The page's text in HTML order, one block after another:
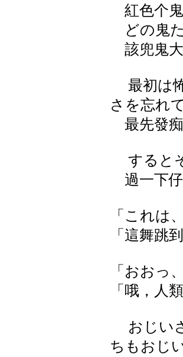
紅色个鬼
どの鬼
該兜鬼大
最初は
さを忘れ
最先發痴
すると
過一下仔
「これは
「這舞跳
「おおっ
「哦，人
おじい
ちもおじ